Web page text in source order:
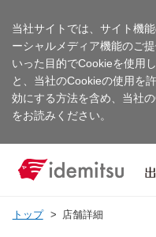
当社サイトでは、サイト機
ーシャルメディア機能のご
いった目的でCookieを使用
と、当社のCookieの使用を
効にする方法を含め、当社
をお読みください。
トップ 店舗詳細